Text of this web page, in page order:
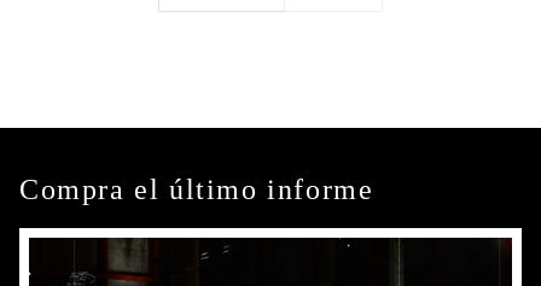
Compra el último informe